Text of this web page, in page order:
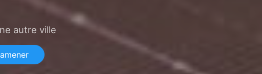
autre ville